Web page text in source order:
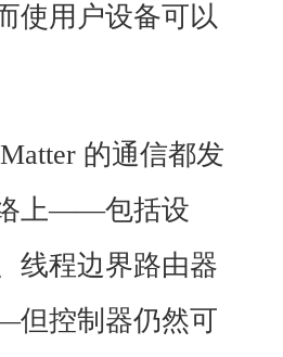
使用户设备可以
的通信都发
上——包括设
线程边界路由器
控制器仍然可